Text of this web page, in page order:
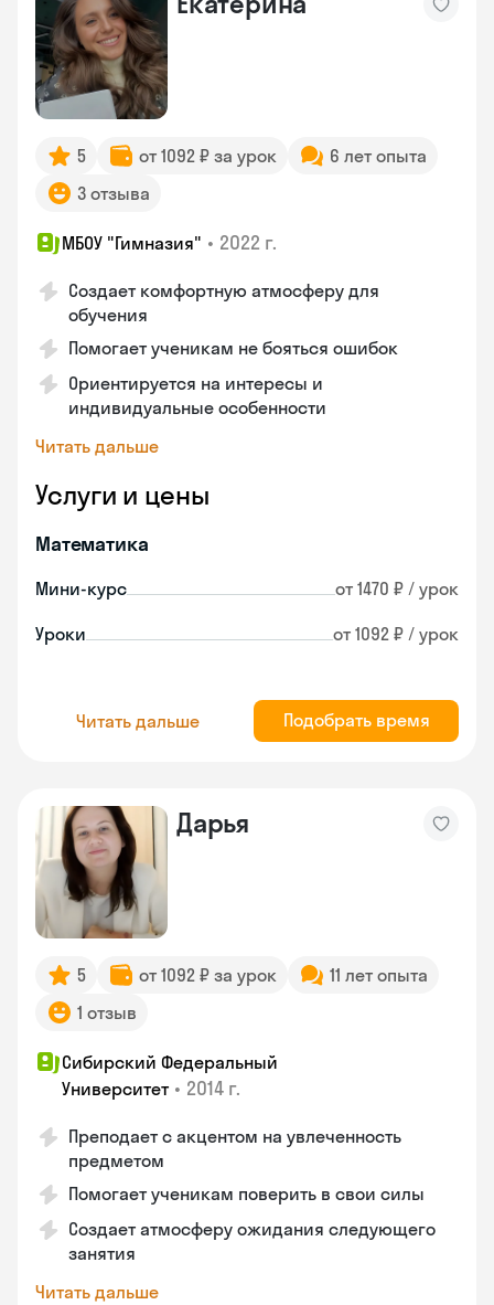
5 от 1092 ₽ за урок
6 лет опыта
3 отзыва
МБОУ "Гимназия" • 2022 г.
Создает комфортную атмосферу для
обучения
Помогает ученикам не бояться ошибок
Ориентируется на интересы и
индивидуальные особенности
Читать дальше
Услуги и цены
Математика
Мини-курс от 1470 ₽ / урок
Уроки от 1092 ₽ / урок
Читать дальше Подобрать время
Дарья
5 от 1092 ₽ за урок
11 лет опыта
1 отзыв
Сибирский Федеральный
Университет • 2014 г.
Преподает с акцентом на увлеченность
предметом
Помогает ученикам поверить в свои силы
Создает атмосферу ожидания следующего
занятия
Читать дальше